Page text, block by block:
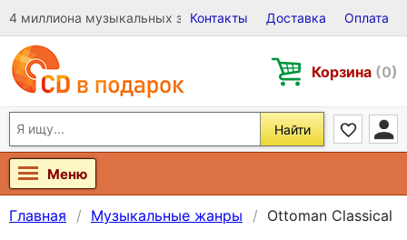
4 миллиона музыкальных записей на Виниле, CD и DVD
Контакты Доставка Оплата
Корзина (0)
Найти
Меню
Главная Музыкальные жанры Ottoman Classical